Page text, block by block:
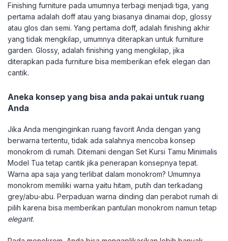
Finishing furniture pada umumnya terbagi menjadi tiga, yang
pertama adalah doff atau yang biasanya dinamai dop, glossy
atau glos dan semi. Yang pertama doff, adalah finishing akhir
yang tidak mengkilap, umumnya diterapkan untuk furniture
garden. Glossy, adalah finishing yang mengkilap, jika
diterapkan pada furniture bisa memberikan efek elegan dan
cantik.
Aneka konsep yang bisa anda pakai untuk ruang
Anda
Jika Anda menginginkan ruang favorit Anda dengan yang
berwarna tertentu, tidak ada salahnya mencoba konsep
monokrom di rumah. Ditemani dengan Set Kursi Tamu Minimalis
Model Tua tetap cantik jika penerapan konsepnya tepat.
Warna apa saja yang terlibat dalam monokrom? Umumnya
monokrom memiliki warna yaitu hitam, putih dan terkadang
grey/abu-abu. Perpaduan warna dinding dan perabot rumah di
pilih karena bisa memberikan pantulan monokrom namun tetap
elegant.